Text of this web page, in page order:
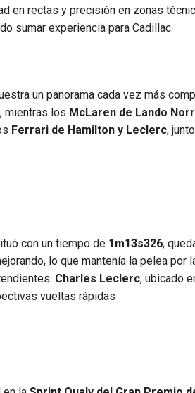
en rectas y precisión en zonas
sumar experiencia para Cadillac.
un panorama cada vez más
mientras los McLaren de Lando
Ferrari de Hamilton y Leclerc,
con un tiempo de 1m13s326,
lo que mantenía la pelea por
Charles Leclerc, ubicado
vueltas rápidas